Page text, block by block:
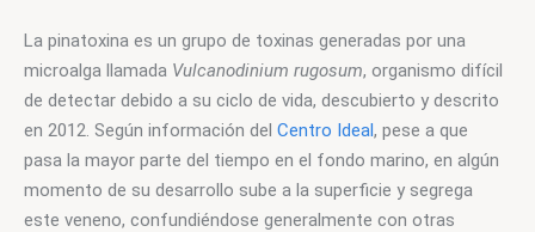
La pinatoxina es un grupo de toxinas generadas por una
microalga llamada Vulcanodinium rugosum, organismo difícil
de detectar debido a su ciclo de vida, descubierto y descrito
en 2012. Según información del Centro Ideal, pese a que
pasa la mayor parte del tiempo en el fondo marino, en algún
momento de su desarrollo sube a la superficie y segrega
este veneno, confundiéndose generalmente con otras